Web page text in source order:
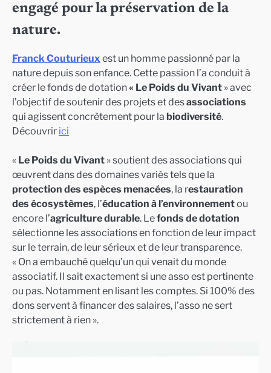
engagé pour la préservation de la
nature.
Franck Couturieux est un homme passionné par la
nature depuis son enfance. Cette passion l’a conduit à
créer le fonds de dotation« Le Poids du Vivant » avec
l’objectif de soutenir des projets et desassociations
qui agissent concrètement pour la biodiversité.
Découvrir ici
« Le Poids du Vivant » soutient des associations qui
œuvrent dans des domaines variés tels que la
protection des espèces menacées, la restauration
des écosystèmes, l’éducation à l’environnementou
encore l’agriculture durable. Lefonds de dotation
sélectionne les associations en fonction de leur impact
sur le terrain, de leur sérieux et de leur transparence.
« On a embauché quelqu’un qui venait du monde
associatif. Il sait exactement si une asso est pertinente
ou pas. Notamment en lisant les comptes. Si 100% des
dons servent à financer des salaires, l’asso ne sert
strictement à rien ».